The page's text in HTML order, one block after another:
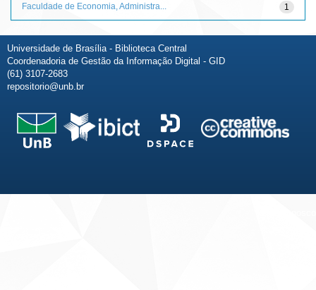
1
Faculdade de Economia, Administra...
Universidade de Brasília - Biblioteca Central
Coordenadoria de Gestão da Informação Digital - GID
(61) 3107-2683
repositorio@unb.br